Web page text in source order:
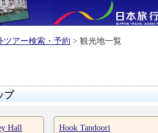
ツアー検索・予約 > 観光地一覧
プ
Hall
Hook Tandoori